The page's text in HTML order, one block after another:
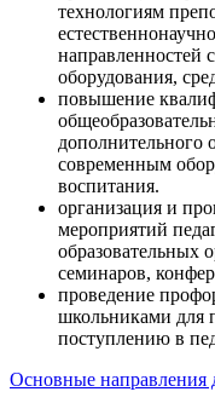
технологиям
направленностей
оборудования,
повышение
дополнительного
современным
воспитания.
организация и
мероприятий
образовательных
семинаров,
проведение
школьниками для
поступлению в
Основные направления